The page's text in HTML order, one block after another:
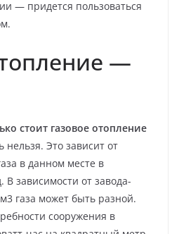
— придется пользоваться
—
стоит газовое отопление
нельзя. Это зависит от
в данном месте в
зависимости от завода-
газа может быть разной.
сооружения в